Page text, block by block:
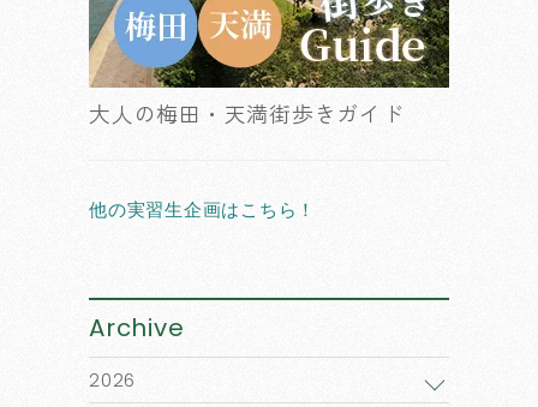
大人の梅田・天満街歩きガイド
他の実習生企画はこちら！
Archive
2026